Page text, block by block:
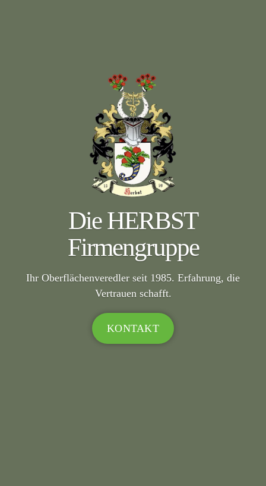
Die HERBST
Firmengruppe
Ihr Oberflächenveredler seit 1985. Erfahrung, die
Vertrauen schafft.
KONTAKT